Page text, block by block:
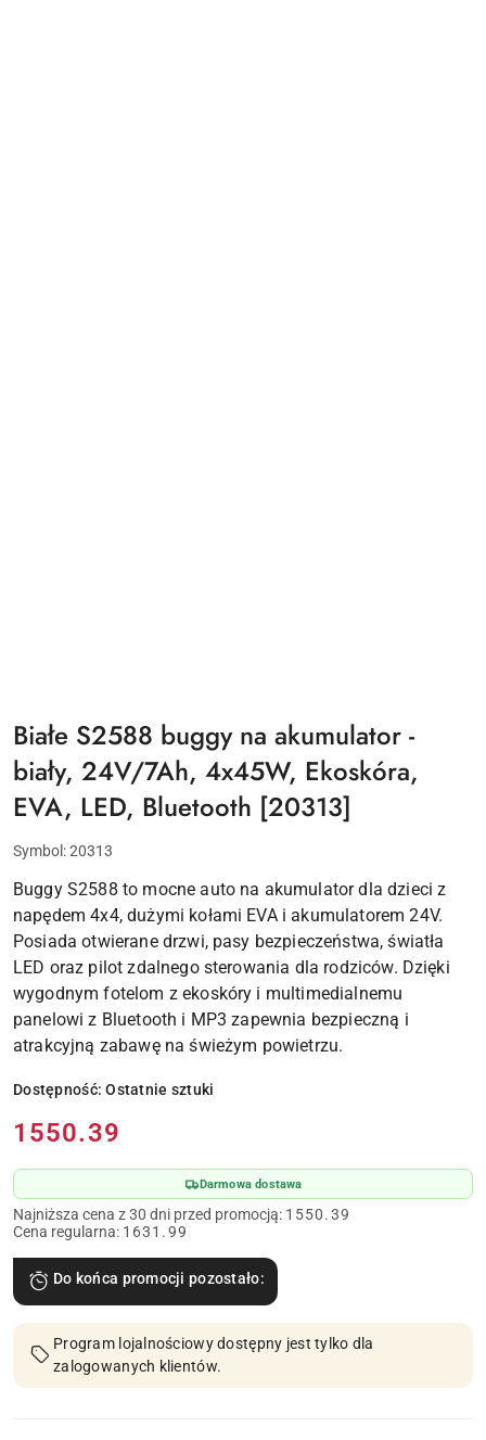
Białe S2588 buggy na akumulator -
biały, 24V/7Ah, 4x45W, Ekoskóra,
EVA, LED, Bluetooth [20313]
Symbol:20313
Buggy S2588 to mocne auto na akumulator dla dzieci z
napędem 4x4, dużymi kołami EVA i akumulatorem 24V.
Posiada otwierane drzwi, pasy bezpieczeństwa, światła
LED oraz pilot zdalnego sterowania dla rodziców. Dzięki
wygodnym fotelom z ekoskóry i multimedialnemu
panelowi z Bluetooth i MP3 zapewnia bezpieczną i
atrakcyjną zabawę na świeżym powietrzu.
Dostępność:Ostatnie sztuki
Cena:
1550.39
Darmowa dostawa
Najniższa cena z 30 dni przed promocją: 1550.39
Cena regularna: 1631.99
Do końca promocji pozostało:
Program lojalnościowy dostępny jest tylko dla
zalogowanych klientów.